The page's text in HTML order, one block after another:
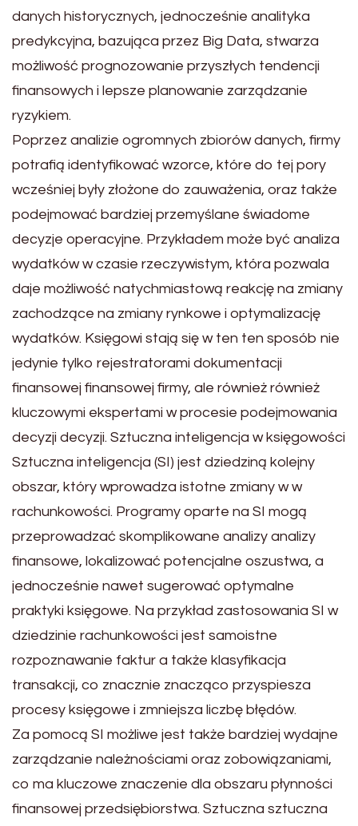
danych historycznych, jednocześnie analityka
predykcyjna, bazująca przez Big Data, stwarza
możliwość prognozowanie przyszłych tendencji
finansowych i lepsze planowanie zarządzanie
ryzykiem.
Poprzez analizie ogromnych zbiorów danych, firmy
potrafią identyfikować wzorce, które do tej pory
wcześniej były złożone do zauważenia, oraz także
podejmować bardziej przemyślane świadome
decyzje operacyjne. Przykładem może być analiza
wydatków w czasie rzeczywistym, która pozwala
daje możliwość natychmiastową reakcję na zmiany
zachodzące na zmiany rynkowe i optymalizację
wydatków. Księgowi stają się w ten ten sposób nie
jedynie tylko rejestratorami dokumentacji
finansowej finansowej firmy, ale również również
kluczowymi ekspertami w procesie podejmowania
decyzji decyzji. Sztuczna inteligencja w księgowości
Sztuczna inteligencja (SI) jest dziedziną kolejny
obszar, który wprowadza istotne zmiany w w
rachunkowości. Programy oparte na SI mogą
przeprowadzać skomplikowane analizy analizy
finansowe, lokalizować potencjalne oszustwa, a
jednocześnie nawet sugerować optymalne
praktyki księgowe. Na przykład zastosowania SI w
dziedzinie rachunkowości jest samoistne
rozpoznawanie faktur a także klasyfikacja
transakcji, co znacznie znacząco przyspiesza
procesy księgowe i zmniejsza liczbę błędów.
Za pomocą SI możliwe jest także bardziej wydajne
zarządzanie należnościami oraz zobowiązaniami,
co ma kluczowe znaczenie dla obszaru płynności
finansowej przedsiębiorstwa. Sztuczna sztuczna